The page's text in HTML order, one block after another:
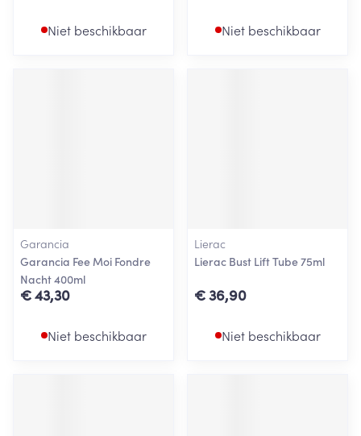
Niet beschikbaar Niet beschikbaar
Garancia
Garancia Fee Moi Fondre
Nacht 400ml
€ 43,30
Niet beschikbaar
Lierac
Lierac Bust Lift Tube 75ml
€ 36,90
Niet beschikbaar